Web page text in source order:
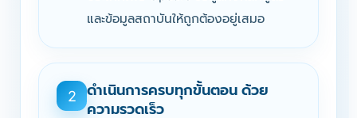
และข้อมูลสถาบันให้ถูกต้องอยู่เสมอ
2
ดำเนินการครบทุกขั้นตอน ด้วย
ความรวดเร็ว